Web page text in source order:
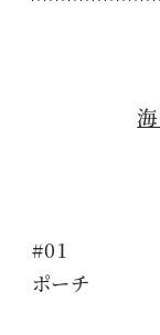
#01
ポーチ